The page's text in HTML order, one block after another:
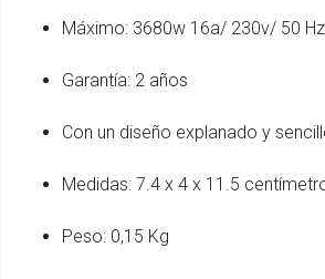
Máximo: 3680w 16a/ 230v/ 50 Hz
Garantía: 2 años
Con un diseño explanado y
Medidas: 7.4 x 4 x 11.5
Peso: 0,15 Kg